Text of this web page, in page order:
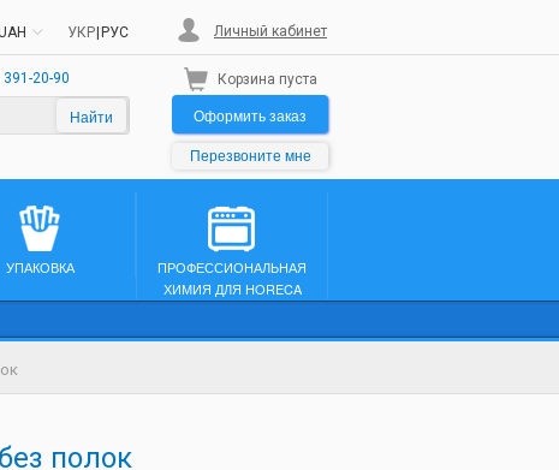
РУС
УКР Личный кабинет
391-20-90
Найти
Корзина пуста
Оформить заказ
Перезвоните мне
УПАКОВКА
ПРОФЕССИОНАЛЬНАЯ
ХИМИЯ ДЛЯ HORECA
полок